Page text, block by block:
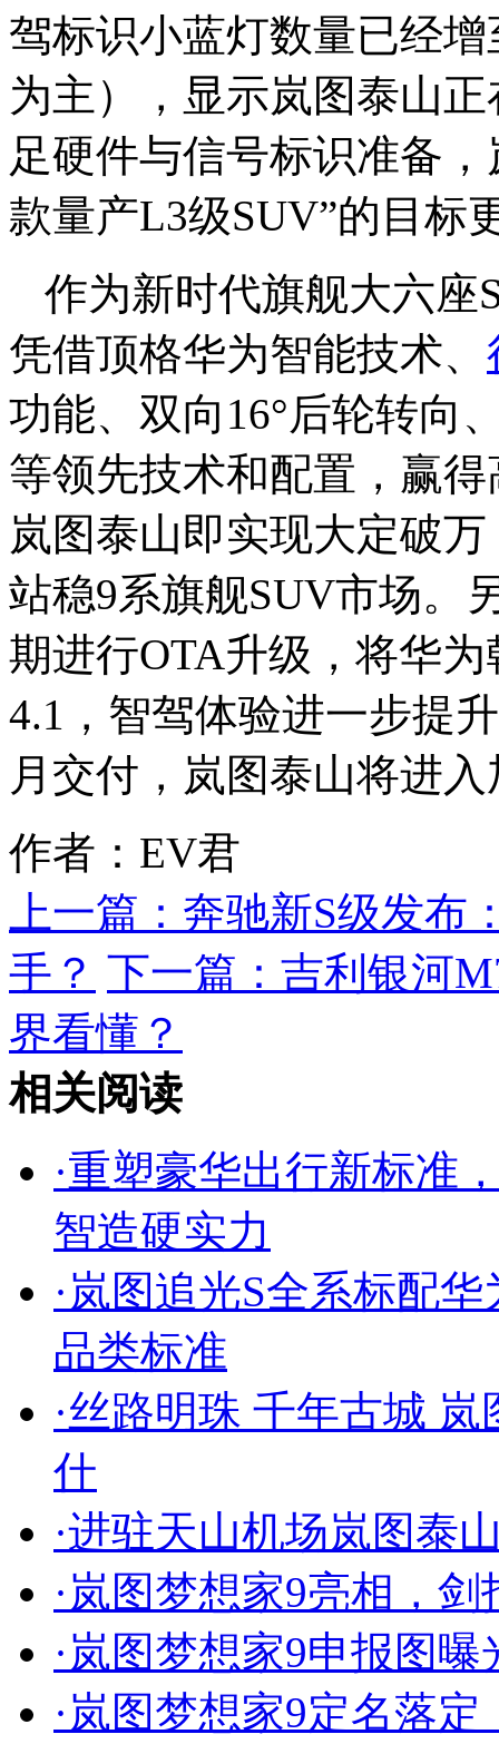
驾标识小蓝灯数量已经
为主），显示岚图泰山
足硬件与信号标识准备
款量产L3级SUV”的目标
作为新时代旗舰大六座
凭借顶格华为智能技术、
功能、双向16°后轮转向
等领先技术和配置，赢
岚图泰山即实现大定破
站稳9系旗舰SUV市场。
期进行OTA升级，将华
4.1，智驾体验进一步提
月交付，岚图泰山将进
作者：EV君
上一篇： 奔驰新S级发布
手？ 下一篇： 吉利银河
界看懂？
相关阅读
·重塑豪华出行新标准
智造硬实力
·岚图追光S全系标配
品类标准
·丝路明珠 千年古城
什
·进驻天山机场岚图泰
·岚图梦想家9亮相，
·岚图梦想家9申报图
·岚图梦想家9定名落